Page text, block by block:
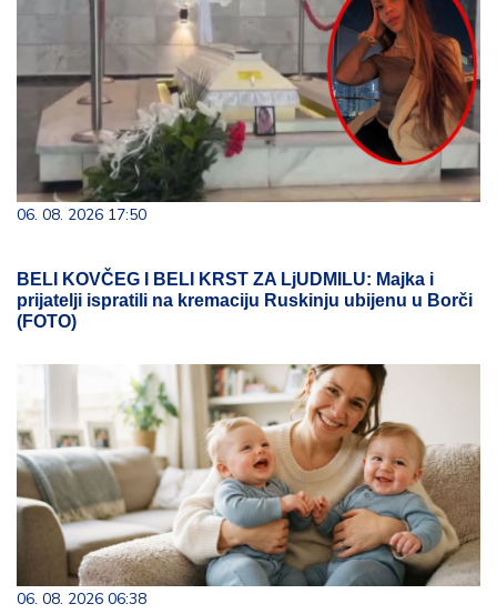
06. 08. 2026 17:50
BELI KOVČEG I BELI KRST ZA LjUDMILU: Majka i
prijatelji ispratili na kremaciju Ruskinju ubijenu u Borči
(FOTO)
06. 08. 2026 06:38